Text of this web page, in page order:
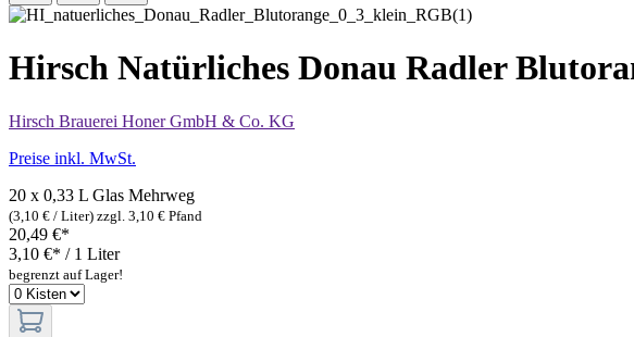
Hirsch Natürliches Donau Radler
Hirsch Brauerei Honer GmbH & Co. KG
Preise inkl. MwSt.
20 x 0,33 L Glas Mehrweg
(3,10 € / Liter) zzgl. 3,10 € Pfand
20,49 €*
3,10 €* / 1 Liter
begrenzt auf Lager!